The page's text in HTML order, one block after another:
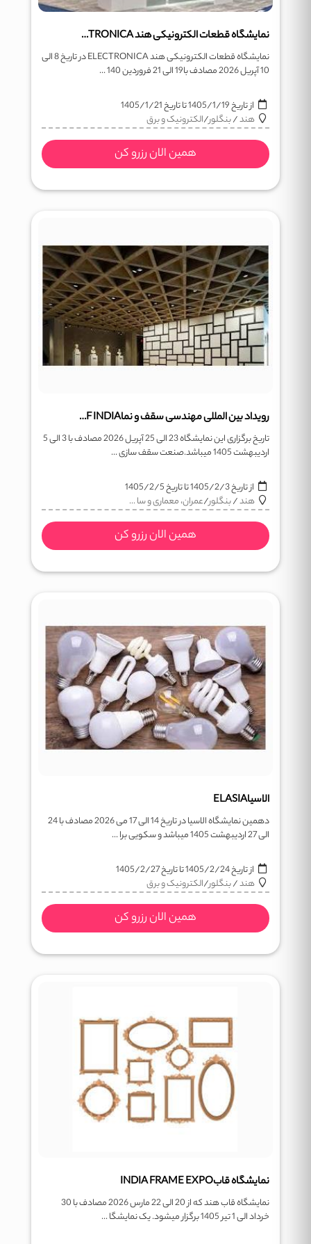
نمایشگاه قطعات الکترونیکی هند ELECTRONICA
نمایشگاه قطعات الکترونیکی هند ELECTRONICA در تاریخ 8 الی
10 آپریل 2026 مصادف با19 الی 21 فروردین 140 ...
از تاریخ1405/1/19تا تاریخ1405/1/21
هند/بنگلور/الکترونیک و برق
همین الان رزرو کن
رویداد بین المللی مهندسی سقف و نماROOF INDIA
تاریخ برگزاری این نمایشگاه 23 الی 25 آپریل 2026 مصادف با 3 الی 5
اردیبهشت 1405 میباشد.صنعت سقف سازی ...
از تاریخ1405/2/3تا تاریخ1405/2/5
هند/بنگلور/عمران، معماری و سا ...
همین الان رزرو کن
الاسیاELASIA
دهمین نمایشگاه الاسیا در تاریخ 14 الی 17 می 2026 مصادف با 24
الی 27 اردیبهشت 1405 میباشد و سکویی برا ...
از تاریخ1405/2/24تا تاریخ1405/2/27
هند/بنگلور/الکترونیک و برق
همین الان رزرو کن
نمایشگاه قابINDIA FRAME EXPO
نمایشگاه قاب هند که از 20 الی 22 مارس 2026 مصادف با 30
خرداد الی 1 تیر 1405 برگزار میشود. یک نمایشگا ...